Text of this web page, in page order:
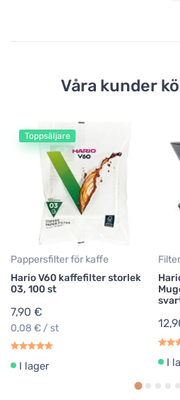
Våra kunder
Toppsäljare
Pappersfilter för kaffe
Hario V60 kaffefilter storlek
03, 100 st
7,90 €
0,08 € / st
I lager I